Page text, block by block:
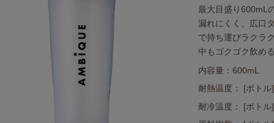
最大目盛り600mL
漏れにくく、広口
で持ち運びラクラ
中もゴクゴク飲め
内容量：600mL
耐熱温度： [ボト
耐冷温度： [ボト